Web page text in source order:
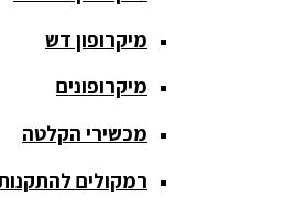
כריזה
ומגפונים
מדונה
אלחוטית
מיקסר
מיקרופון דש
מיקרופונים
מכשירי הקלטה
רמקולים להתקנות